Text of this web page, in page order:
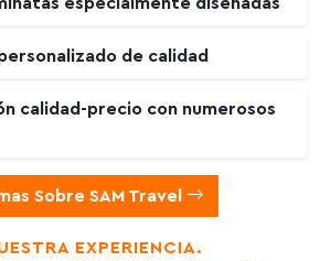
de calidad
calidad-precio con numerosos
Sobre SAM Travel
EXPERIENCIA.